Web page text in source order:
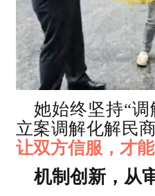
她始终坚持“
立案调解化解民
让双方信服，才
机制创新，从